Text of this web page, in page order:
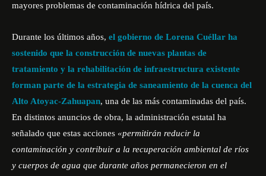
mayores problemas de contaminación hídrica del país.
Durante los últimos años, el gobierno de Lorena Cuéllar ha
sostenido que la construcción de nuevas plantas de
tratamiento y la rehabilitación de infraestructura existente
forman parte de la estrategia de saneamiento de la cuenca del
Alto Atoyac-Zahuapan, una de las más contaminadas del país.
En distintos anuncios de obra, la administración estatal ha
señalado que estas acciones «permitirán reducir la
contaminación y contribuir a la recuperación ambiental de ríos
y cuerpos de agua que durante años permanecieron en el